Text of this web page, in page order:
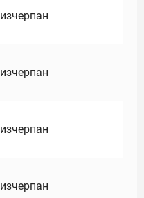
изчерпан
изчерпан
изчерпан
изчерпан